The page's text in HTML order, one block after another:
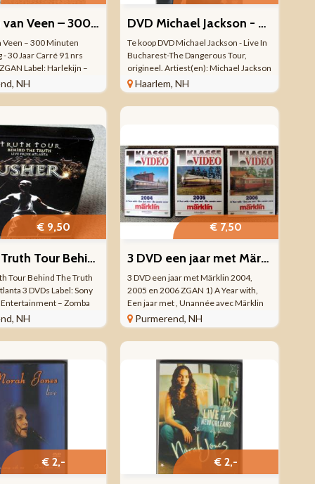
Herman van Veen – 300 Minuten Verstrooiing - 30 Jaar Carré
Veen – 300 Minuten
30 Jaar Carré 91 nrs
Label: Harlekijn –
3 x DVD, DVD-
All Regions Taal:
Leeftijd: alle leeftijden
NH
DVD Michael Jackson - Live In Bucharest-The Dangerous Tour
Te koop DVD Michael Jackson - Live In
Bucharest-The Dangerous Tour,
origineel. Artiest(en): Michael Jackson
Merk: Sony Music Uitgever: Epic DVD
Beeld: 4:3 Geluid: Engels (PCM 2.0)
Standard Edition 1 stuk(s) Introductie:
Haarlem, NH
€ 9,50
Usher – Truth Tour Behind The Truth Live From Atlanta 3 DVDs
Tour Behind The Truth
3 DVDs Label: Sony
– Zomba
LaFace Records –USH
Cataloge: 82876 74463
Regio ...
NH
€ 7,50
3 DVD een jaar met Märklin 2004, 2005 en 2006 ZGAN
3 DVD een jaar met Märklin 2004,
2005 en 2006 ZGAN 1) A Year with,
Een jaar met , Unannée avec Märklin
2004 1. Klasse-Video 9517 100
minuten 2) A Year with, Een jaar met ,
Unannée avec Märklin 2005 1. ...
Purmerend, NH
€ 2,- € 2,-